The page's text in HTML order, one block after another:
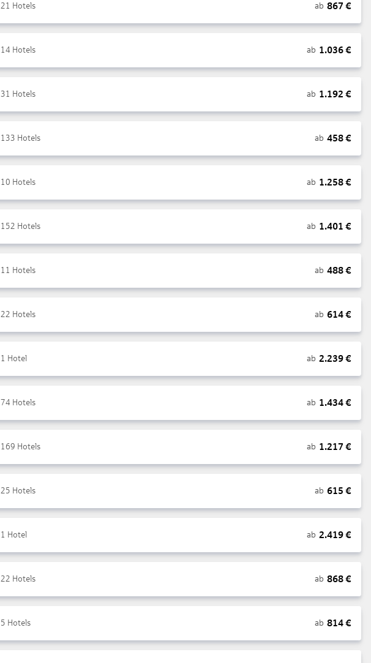
21 Hotels ab 867 €
14 Hotels ab 1.036€
31 Hotels ab 1.192 €
133 Hotels ab 458€
10 Hotels ab 1.258€
152 Hotels ab 1.401 €
11 Hotels ab 488€
22 Hotels ab 614€
1 Hotel ab 2.239€
74 Hotels ab 1.434€
169 Hotels ab 1.217 €
25 Hotels ab 615 €
1 Hotel ab 2.419€
22 Hotels ab 868€
5 Hotels ab 814€